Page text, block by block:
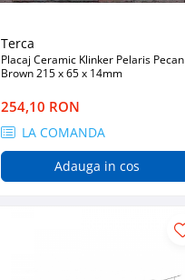
Terca
Placaj Ceramic Klinker Pelaris Pecan
Brown 215 x 65 x 14mm
254,10 RON
LA COMANDA
Adauga in cos